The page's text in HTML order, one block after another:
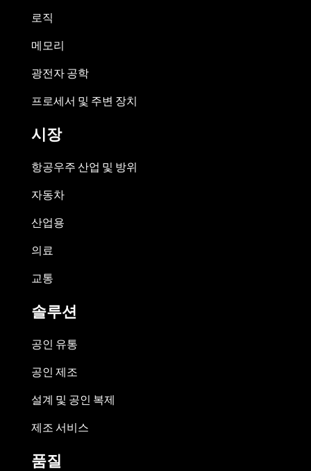
로직
메모리
광전자 공학
프로세서 및 주변 장치
시장
항공우주 산업 및 방위
자동차
산업용
의료
교통
솔루션
공인 유통
공인 제조
설계 및 공인 복제
제조 서비스
품질